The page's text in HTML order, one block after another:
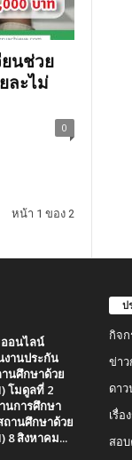
นช่วย
ละไม่
0
หน้า 1 ของ 2
อนไลน์
งานประกัน
นศึกษาด้วย
โมดูลที่ 2
นการศึกษา
ถานศึกษาด้วย
8 สิงหาคม...
ป
กิจ
ข่าว
ดา
เรื่อ
สอ